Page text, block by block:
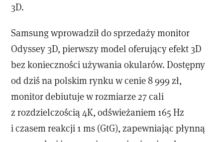
3D.
Samsung wprowadził do sprzedaży monitor
Odyssey 3D, pierwszy model oferujący efekt 3D
bez konieczności używania okularów. Dostępny
od dziś na polskim rynku w cenie 8 999 zł,
monitor debiutuje w rozmiarze 27 cali
z rozdzielczością 4K, odświeżaniem 165 Hz
i czasem reakcji 1 ms (GtG), zapewniając płynną